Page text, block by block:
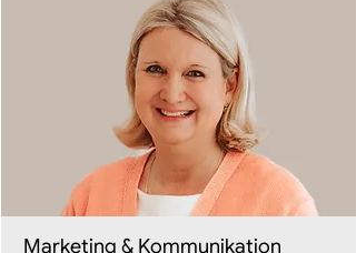
Marketing & Kommunikation